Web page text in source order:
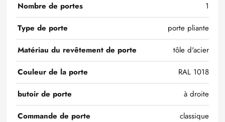
Nombre de portes
1
Type de porte
porte pliante
Matériau du revêtement de porte
tôle d'acier
Couleur de la porte
RAL 1018
butoir de porte
à droite
Commande de porte
classique